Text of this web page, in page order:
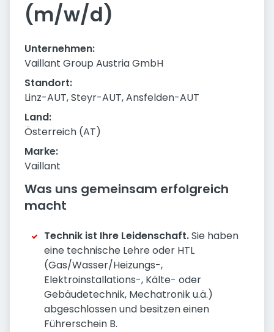
(m/w/d)
Unternehmen:
Vaillant Group Austria GmbH
Standort:
Linz-AUT, Steyr-AUT, Ansfelden-AUT
Land:
Österreich (AT)
Marke:
Vaillant
Was uns gemeinsam erfolgreich
macht
Technik ist Ihre Leidenschaft.Sie haben
eine technische Lehre oder HTL
(Gas/Wasser/Heizungs-,
Elektroinstallations-, Kälte- oder
Gebäudetechnik, Mechatronik u.ä.)
abgeschlossen und besitzen einen
Führerschein B.